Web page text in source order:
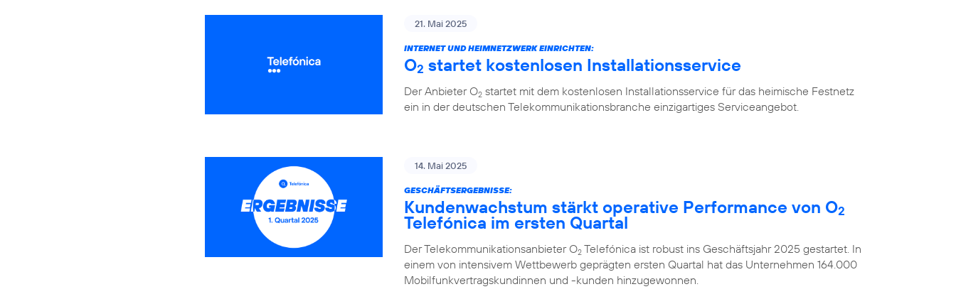
21. Mai 2025
INTERNET UND HEIMNETZWERK EINRICHTEN:
O2 startet kostenlosen Installationsservice
Der Anbieter O2 startet mit dem kostenlosen Installationsservice für das heimische Festnetz
ein in der deutschen Telekommunikationsbranche einzigartiges Serviceangebot.
14. Mai 2025
GESCHÄFTSERGEBNISSE:
Kundenwachstum stärkt operative Performance von O2
Telefónica im ersten Quartal
Der Telekommunikationsanbieter O2 Telefónica ist robust ins Geschäftsjahr 2025 gestartet. In
einem von intensivem Wettbewerb geprägten ersten Quartal hat das Unternehmen 164.000
Mobilfunkvertragskundinnen und -kunden hinzugewonnen.